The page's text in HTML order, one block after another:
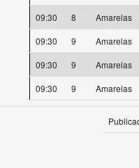
09:30
8
Amarelas
09:30
9
Amarelas
09:30
9
Amarelas
09:30
9 Amarelas